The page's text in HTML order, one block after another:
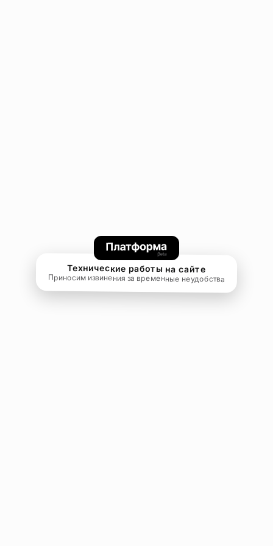
Технические работы на сайте
Приносим извинения за временные неудобства